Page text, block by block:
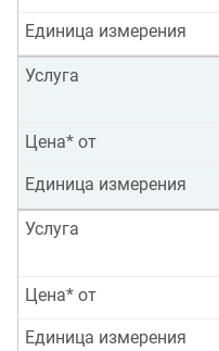
Единица измерения
Услуга
Цена* от
Единица измерения
Услуга
Цена* от
Единица измерения